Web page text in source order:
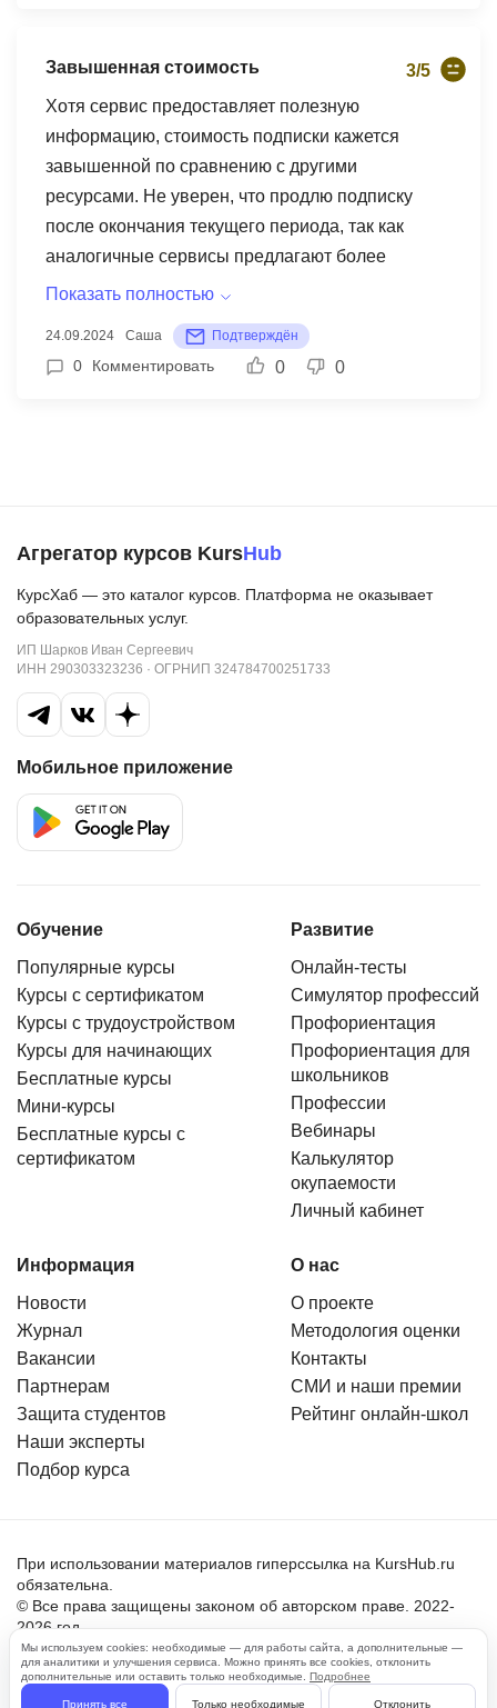
Завышенная стоимость
3/5
Хотя сервис предоставляет полезную
информацию, стоимость подписки кажется
завышенной по сравнению с другими
ресурсами. Не уверен, что продлю подписку
после окончания текущего периода, так как
аналогичные сервисы предлагают более
выгодные условия.
Показать полностью
24.09.2024 Саша Подтверждён
0 Комментировать 0 0
Агрегатор курсов KursHub
КурсХаб — это каталог курсов. Платформа не оказывает
образовательных услуг.
ИП Шарков Иван Сергеевич
ИНН 290303323236 · ОГРНИП 324784700251733
Мобильное приложение
Обучение
Популярные курсы
Курсы с сертификатом
Курсы с трудоустройством
Курсы для начинающих
Бесплатные курсы
Мини-курсы
Бесплатные курсы с
сертификатом
Развитие
Онлайн-тесты
Симулятор профессий
Профориентация
Профориентация для
школьников
Профессии
Вебинары
Калькулятор
окупаемости
Личный кабинет
Информация
Новости
Журнал
Вакансии
Партнерам
Защита студентов
Наши эксперты
Подбор курса
О нас
О проекте
Методология оценки
Контакты
СМИ и наши премии
Рейтинг онлайн-школ
При использовании материалов гиперссылка на KursHub.ru
обязательна.
© Все права защищены законом об авторском праве. 2022-
2026 год.
Пользовательское соглашение
Политика обработки персональных данных
Мы используем cookies: необходимые — для работы сайта, а дополнительные —
для аналитики и улучшения сервиса. Можно принять все cookies, отклонить
дополнительные или оставить только необходимые. Подробнее
Принять все Только необходимые Отклонить